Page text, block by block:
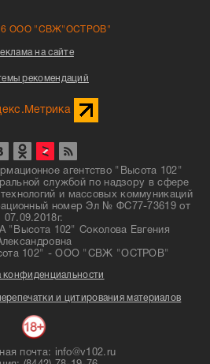
ООО "СВЖ"ОСТРОВ"
на сайте
рекомендаций
агентство "Высота 102"
службой по надзору в сфере
и массовых коммуникаций
номер Эл № ФС77-73619 от
07.09.2018г.
"Высота 102" Соколова Евгения
102" - ООО "СВЖ "ОСТРОВ"
конфиденциальности
и цитирования материалов
почта: info@v102.ru